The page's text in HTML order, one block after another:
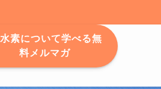
水素について学べる無
料メルマガ